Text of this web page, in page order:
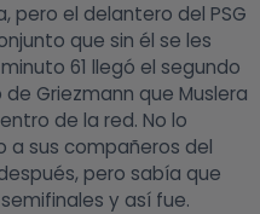
pero el delantero del PSG
que sin él se les
61 llegó el segundo
Griezmann que Muslera
de la red. No lo
a sus compañeros del
pero sabía que
y así fue.